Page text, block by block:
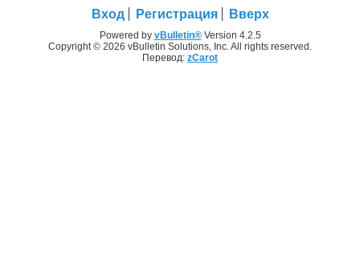
Вход Регистрация Вверх
Powered by vBulletin®Version 4.2.5
Copyright © 2026 vBulletin Solutions, Inc. All rights reserved.
Перевод: zCarot